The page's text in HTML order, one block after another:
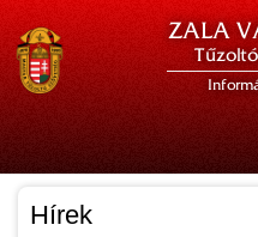
ZALA
Hírek